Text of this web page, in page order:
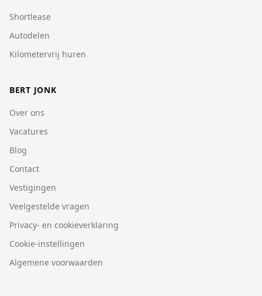
Shortlease
Autodelen
Kilometervrij huren
BERT JONK
Over ons
Vacatures
Blog
Contact
Vestigingen
Veelgestelde vragen
Privacy- en cookieverklaring
Cookie-instellingen
Algemene voorwaarden